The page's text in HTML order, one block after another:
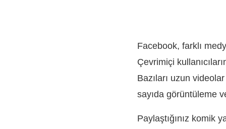
Facebook, farklı
Çevrimiçi
Bazıları uzun
sayıda görüntüleme
Paylaştığınız komik